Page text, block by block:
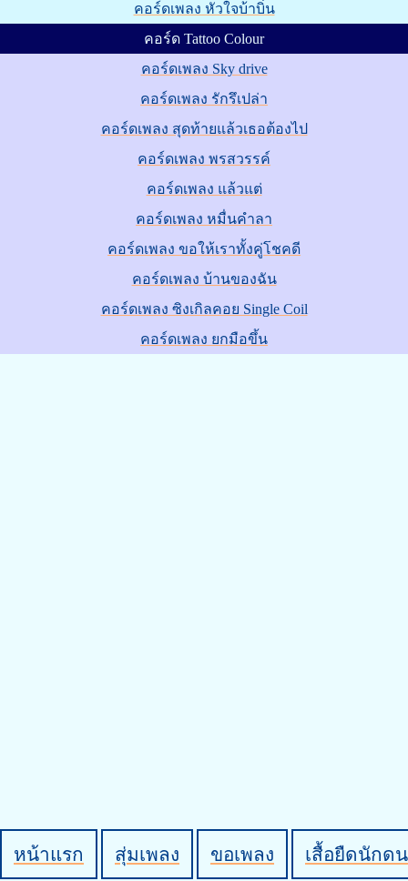
คอร์ดเพลง หัวใจบ้าบิ่น
คอร์ด Tattoo Colour
คอร์ดเพลง Sky drive
คอร์ดเพลง รักรึเปล่า
คอร์ดเพลง สุดท้ายแล้วเธอต้องไป
คอร์ดเพลง พรสวรรค์
คอร์ดเพลง แล้วแต่
คอร์ดเพลง หมื่นคำลา
คอร์ดเพลง ขอให้เราทั้งคู่โชคดี
คอร์ดเพลง บ้านของฉัน
คอร์ดเพลง ซิงเกิลคอย Single Coil
คอร์ดเพลง ยกมือขึ้น
หน้าแรก สุ่มเพลง ขอเพลง เสื้อยืดนักด